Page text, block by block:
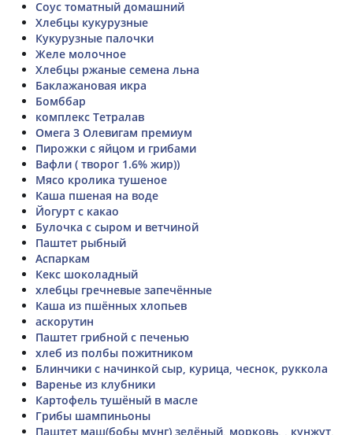
Соус томатный домашний
Хлебцы кукурузные
Кукурузные палочки
Желе молочное
Хлебцы ржаные семена льна
Баклажановая икра
Бомббар
комплекс Тетралав
Омега 3 Олевигам премиум
Пирожки с яйцом и грибами
Вафли ( творог 1.6% жир))
Мясо кролика тушеное
Каша пшеная на воде
Йогурт с какао
Булочка с сыром и ветчиной
Паштет рыбный
Аспаркам
Кекс шоколадный
хлебцы гречневые запечённые
Каша из пшённых хлопьев
аскорутин
Паштет грибной с печенью
хлеб из полбы пожитником
Блинчики с начинкой сыр, курица, чеснок, руккола
Варенье из клубники
Картофель тушёный в масле
Грибы шампиньоны
Паштет маш(бобы мунг) зелёный, морковь, , кунжут,